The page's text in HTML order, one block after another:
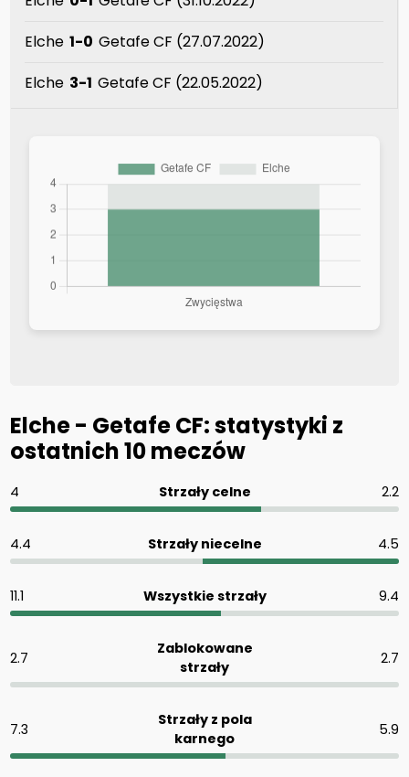
Elche 1-0 Getafe CF (27.07.2022)
Elche 3-1 Getafe CF (22.05.2022)
Elche - Getafe CF: statystyki z
ostatnich 10 meczów
4 Strzały celne 2.2
4.4 Strzały niecelne 4.5
11.1 Wszystkie strzały 9.4
2.7
Zablokowane
strzały
2.7
7.3
Strzały z pola
karnego
5.9